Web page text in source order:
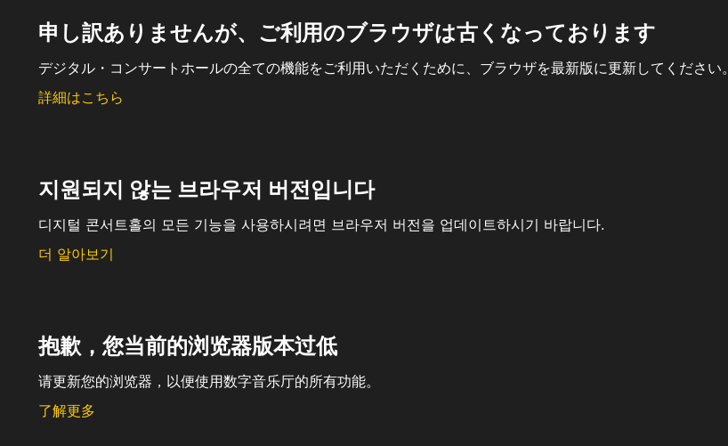
申し訳ありませんが、ご利用のブラウザは古くなっております
デジタル・コンサートホールの全ての機能をご利用いただくために、ブラウザを最新版に更新してください。
詳細はこちら
지원되지 않는 브라우저 버전입니다
디지털 콘서트홀의 모든 기능을 사용하시려면 브라우저 버전을 업데이트하시기 바랍니다.
더 알아보기
抱歉，您当前的浏览器版本过低
请更新您的浏览器，以便使用数字音乐厅的所有功能。
了解更多